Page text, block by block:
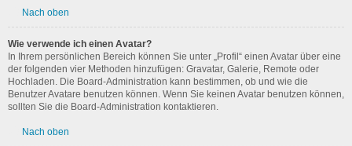
Nach oben
Wie verwende ich einen Avatar?
In Ihrem persönlichen Bereich können Sie unter „Profil“ einen Avatar über eine
der folgenden vier Methoden hinzufügen: Gravatar, Galerie, Remote oder
Hochladen. Die Board-Administration kann bestimmen, ob und wie die
Benutzer Avatare benutzen können. Wenn Sie keinen Avatar benutzen können,
sollten Sie die Board-Administration kontaktieren.
Nach oben